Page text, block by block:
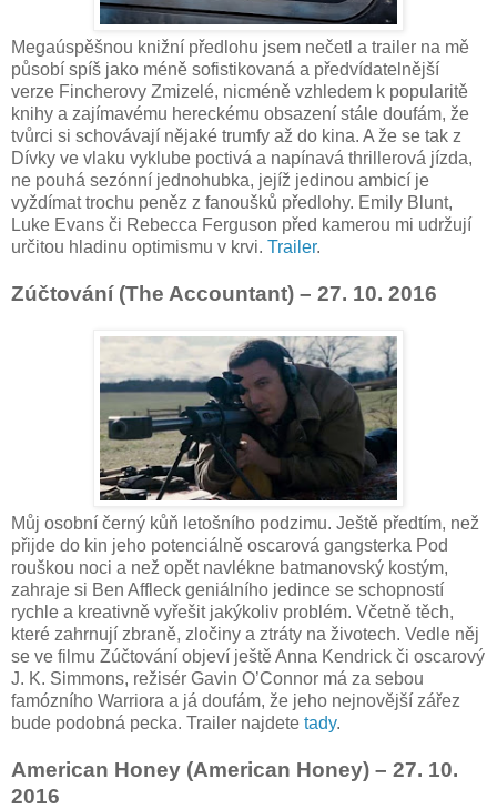
Megaúspěšnou knižní předlohu jsem nečetl a trailer na mě
působí spíš jako méně sofistikovaná a předvídatelnější
verze Fincherovy Zmizelé, nicméně vzhledem k popularitě
knihy a zajímavému hereckému obsazení stále doufám, že
tvůrci si schovávají nějaké trumfy až do kina. A že se tak z
Dívky ve vlaku vyklube poctivá a napínavá thrillerová jízda,
ne pouhá sezónní jednohubka, jejíž jedinou ambicí je
vyždímat trochu peněz z fanoušků předlohy. Emily Blunt,
Luke Evans či Rebecca Ferguson před kamerou mi udržují
určitou hladinu optimismu v krvi. Trailer.
Zúčtování (The Accountant) – 27. 10. 2016
Můj osobní černý kůň letošního podzimu. Ještě předtím, než
přijde do kin jeho potenciálně oscarová gangsterka Pod
rouškou noci a než opět navlékne batmanovský kostým,
zahraje si Ben Affleck geniálního jedince se schopností
rychle a kreativně vyřešit jakýkoliv problém. Včetně těch,
které zahrnují zbraně, zločiny a ztráty na životech. Vedle něj
se ve filmu Zúčtování objeví ještě Anna Kendrick či oscarový
J. K. Simmons, režisér Gavin O’Connor má za sebou
famózního Warriora a já doufám, že jeho nejnovější zářez
bude podobná pecka. Trailer najdete tady.
American Honey (American Honey) – 27. 10.
2016